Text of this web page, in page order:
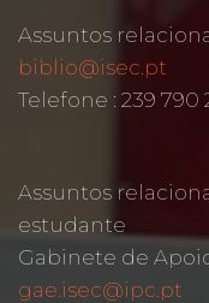
Assuntos
biblio@isec.pt
Telefone : 239 790
Assuntos
estudante
Gabinete de
gae.isec@ipc.pt